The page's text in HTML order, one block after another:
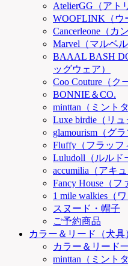
AtelierGG（アト
WOOFLINK（ウ
Cancerleone（カ
Marvel（マルベル
BAAAL BASH
ッグウェア）
Coo Couture（ク
BONNIE＆CO.
minttan（ミントタ
Luxe birdie（リュ
glamourism（グ
Fluffy（フラッフ
Luludoll（ルルド
accumilia（アキュ
Fancy House（フ
1 mile walkies（
スヌード・帽子
ご予約商品
カラー＆リード（犬具
カラー＆リード
minttan（ミントタ